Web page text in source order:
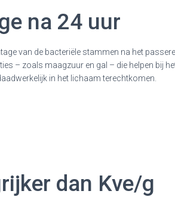
na 24 uur
van de bacteriële stammen na het
– zoals maagzuur en gal – die helpen bij
in het lichaam terechtkomen.
dan Kve/g